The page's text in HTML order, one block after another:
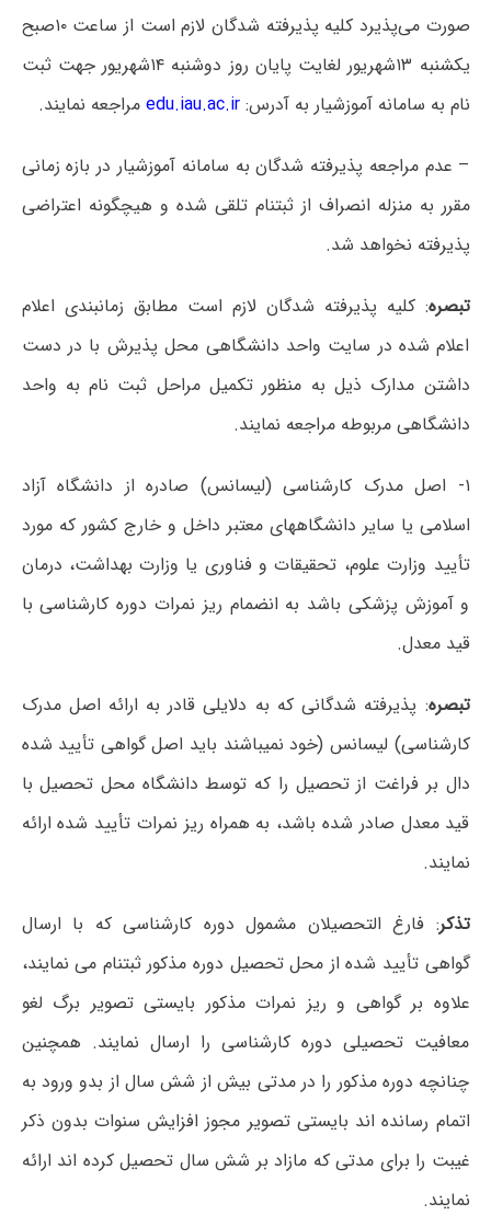
صورت می‌پذیرد کلیه پذیرفته شدگان لازم است از ساعت ۱۰صبح
یکشنبه ۱۳شهریور لغایت پایان روز دوشنبه ۱۴شهریور جهت ثبت
نام به سامانه آموزشیار به آدرس:edu.iau.ac.ir مراجعه نمایند.
– عدم مراجعه پذیرفته شدگان به سامانه آموزشیار در بازه زمانی
مقرر به منزله انصراف از ثبتنام تلقی شده و هیچگونه اعتراضی
پذیرفته نخواهد شد.
تبصره: کلیه پذیرفته شدگان لازم است مطابق زمانبندی اعلام
اعلام شده در سایت واحد دانشگاهی محل پذیرش با در دست
داشتن مدارک ذیل به منظور تکمیل مراحل ثبت نام به واحد
دانشگاهی مربوطه مراجعه نمایند.
۱- اصل مدرک کارشناسی (لیسانس) صادره از دانشگاه آزاد
اسلامی یا سایر دانشگاههای معتبر داخل و خارج کشور که مورد
تأیید وزارت علوم، تحقیقات و فناوری یا وزارت بهداشت، درمان
و آموزش پزشکی باشد به انضمام ریز نمرات دوره کارشناسی با
قید معدل.
تبصره: پذیرفته شدگانی که به دلایلی قادر به ارائه اصل مدرک
کارشناسی) لیسانس (خود نمیباشند باید اصل گواهی تأیید شده
دال بر فراغت از تحصیل را که توسط دانشگاه محل تحصیل با
قید معدل صادر شده باشد، به همراه ریز نمرات تأیید شده ارائه
نمایند.
تذکر: فارغ التحصیلان مشمول دوره کارشناسی که با ارسال
گواهی تأیید شده از محل تحصیل دوره مذکور ثبتنام می نمایند،
علاوه بر گواهی و ریز نمرات مذکور بایستی تصویر برگ لغو
معافیت تحصیلی دوره کارشناسی را ارسال نمایند. همچنین
چنانچه دوره مذکور را در مدتی بیش از شش سال از بدو ورود به
اتمام رسانده اند بایستی تصویر مجوز افزایش سنوات بدون ذکر
غیبت را برای مدتی که مازاد بر شش سال تحصیل کرده اند ارائه
نمایند.